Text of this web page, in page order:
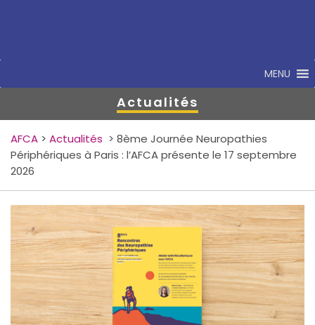
MENU
Actualités
AFCA > Actualités > 8ème Journée Neuropathies
Périphériques à Paris : l’AFCA présente le 17 septembre
2026